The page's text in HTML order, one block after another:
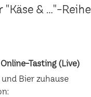
& ..."-Reihe
Tasting (Live)
Bier zuhause